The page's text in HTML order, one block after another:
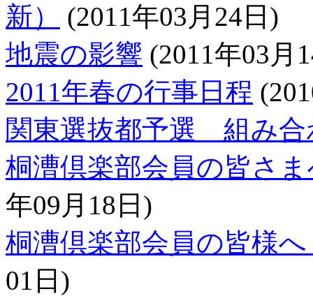
新）
(2011年03月24日)
地震の影響 (2011年03月
2011年春の行事日程
関東選抜都予選 組み合
桐漕倶楽部会員の皆さ
年09月18日)
桐漕倶楽部会員の皆様
01日)